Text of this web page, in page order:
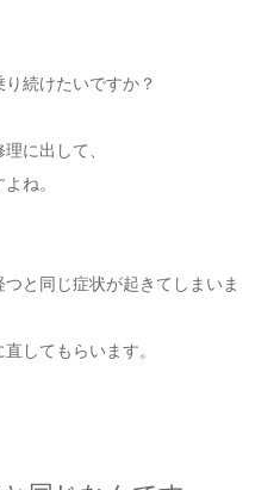
続けたいですか？
に出して、
ね。
と同じ症状が起きてしまいま
してもらいます。